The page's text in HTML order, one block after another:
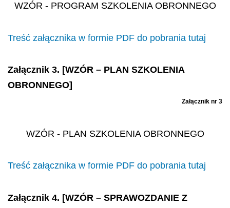
WZÓR - PROGRAM SZKOLENIA OBRONNEGO
Treść załącznika w formie PDF do pobrania tutaj
Załącznik 3. [WZÓR – PLAN SZKOLENIA
OBRONNEGO]
Załącznik nr 3
WZÓR - PLAN SZKOLENIA OBRONNEGO
Treść załącznika w formie PDF do pobrania tutaj
Załącznik 4. [WZÓR – SPRAWOZDANIE Z